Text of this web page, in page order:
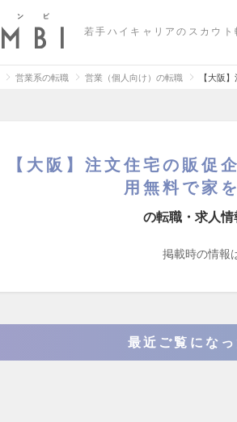
若手ハイキャリアのスカウト
営業系の転職 営業（個人向け）の転職 【大阪
【大阪】注文住宅の販促
用無料で家
の転職・求人情
掲載時の情報
最近ご覧にな